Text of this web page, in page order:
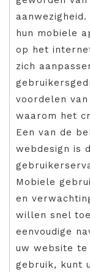
hun mobiele
op het
zich
voordelen
waarom het
Een van de
webdesign is
Mobiele
en
willen snel
eenvoudige
uw website
gebruik, kunt